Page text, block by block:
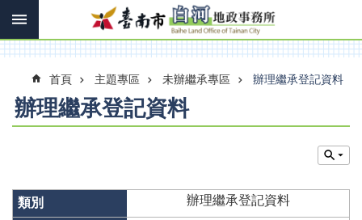
跳到主要內容區塊
搜
進
階
報
首頁 主題專區 未辦繼承專區 辦理繼承登記資料
辦理繼承登記資料
辦理繼承登記資料